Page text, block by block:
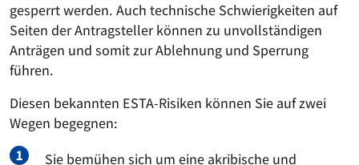
gesperrt werden. Auch technische Schwierigkeiten auf
Seiten der Antragsteller können zu unvollständigen
Anträgen und somit zur Ablehnung und Sperrung
führen.
Diesen bekannten ESTA-Risiken können Sie auf zwei
Wegen begegnen:
Sie bemühen sich um eine akribische und